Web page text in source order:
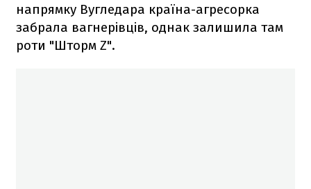
напрямку Вугледара країна-агресорка
забрала вагнерівців, однак залишила там
роти "Шторм Z".